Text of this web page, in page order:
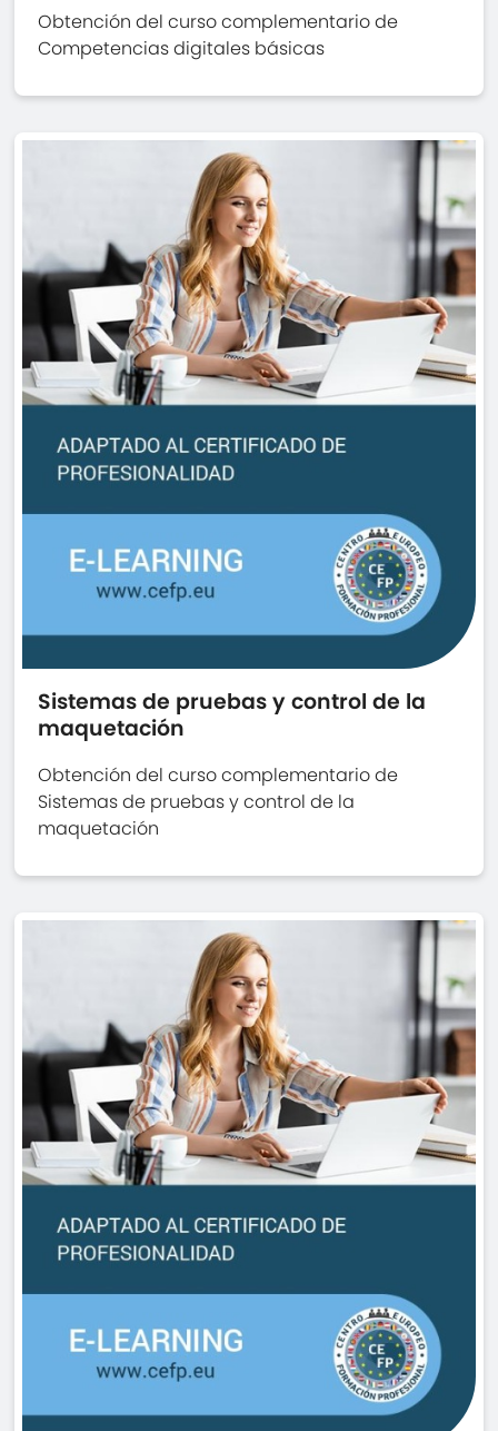
Obtención del curso complementario de
Competencias digitales básicas
Sistemas de pruebas y control de la
maquetación
Obtención del curso complementario de
Sistemas de pruebas y control de la
maquetación